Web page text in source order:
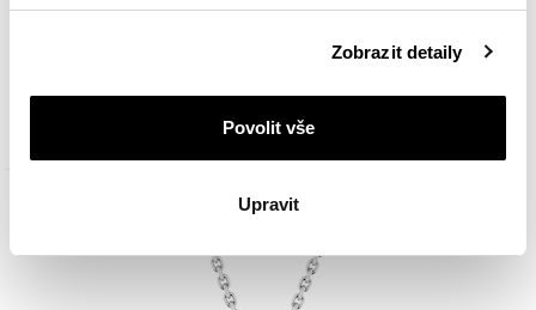
Zásadách ochrany osobních údajů
Zobrazit detaily
Povolit vše
Upravit
Náušnice z bílého zlata s diamanty - SI2/H - 1,11 ct - ryzost 750
137 900 Kč